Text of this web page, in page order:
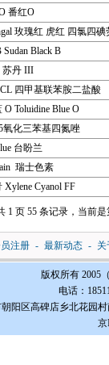
番红O
玫瑰红 虎红 四氯四
Black B
苏丹 III
四甲基联苯胺二盐酸
O Toluidine Blue O
氧化三苯基四氮唑
台盼兰
瑞士色素
Xylene Cyanol FF
1 页 55 条记录，当前是
注册 - 最新动态 - 关
版权所有 2005
电话：
阳区高碑店乡北花园村
京